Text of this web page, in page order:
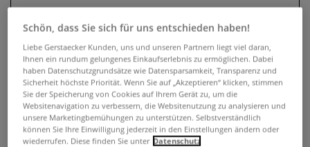
STAEDTLER® Lumocolor® duo
permanent Refill Station, 20 ml
0 Bewertungen
Nachfüllstation mit 20 ml Tinte für STAEDTLER®
Schön, dass Sie sich für uns entschieden haben!
Liebe Gerstaecker Kunden, uns und unseren Partnern liegt viel daran,
Ihnen ein rundum gelungenes Einkaufserlebnis zu ermöglichen. Dabei
haben Datenschutzgrundsätze wie Datensparsamkeit, Transparenz und
Sicherheit höchste Priorität. Wenn Sie auf „Akzeptieren“ klicken, stimmen
Sie der Speicherung von Cookies auf Ihrem Gerät zu, um die
Websitenavigation zu verbessern, die Websitenutzung zu analysieren und
unsere Marketingbemühungen zu unterstützen. Selbstverständlich
können Sie Ihre Einwilligung jederzeit in den Einstellungen ändern oder
wiederrufen. Diese finden Sie unter Datenschutz